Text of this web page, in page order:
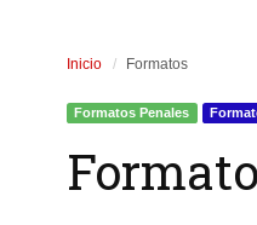
Inicio Formatos
Formatos Penales